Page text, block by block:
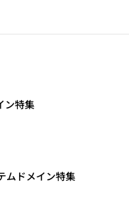
ン特集
ムドメイン特集